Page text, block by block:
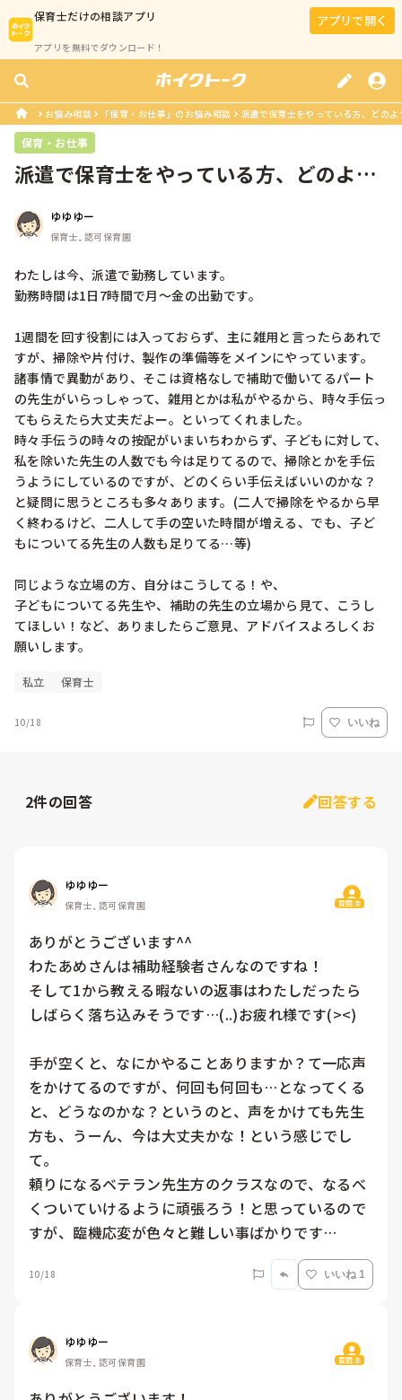
保育士だけの相談アプリ
アプリを無料でダウンロード！
アプリで開く
お悩み相談 「保育・お仕事」のお悩み相談 派遣で保育士をやっている方、どの
保育・お仕事
派遣で保育士をやっている方、どのよう
ゆゆゆー
保育士, 認可保育園
わたしは今、派遣で勤務しています。
勤務時間は1日7時間で月～金の出勤です。
1週間を回す役割には入っておらず、主に雑用と言ったらあれで
すが、掃除や片付け、製作の準備等をメインにやっています。
諸事情で異動があり、そこは資格なしで補助で働いてるパート
の先生がいらっしゃって、雑用とかは私がやるから、時々手伝っ
てもらえたら大丈夫だよー。といってくれました。
時々手伝うの時々の按配がいまいちわからず、子どもに対して、
私を除いた先生の人数でも今は足りてるので、掃除とかを手伝
うようにしているのですが、どのくらい手伝えばいいのかな？
と疑問に思うところも多々あります。(二人で掃除をやるから早
く終わるけど、二人して手の空いた時間が増える、でも、子ど
もについてる先生の人数も足りてる…等)
同じような立場の方、自分はこうしてる！や、
子どもについてる先生や、補助の先生の立場から見て、こうし
てほしい！など、ありましたらご意見、アドバイスよろしくお
願いします。
私立 保育士
10/18 いいね
2件の回答 回答する
ゆゆゆー
保育士, 認可保育園 質問主
ありがとうございます^^
わたあめさんは補助経験者さんなのですね！
そして1から教える暇ないの返事はわたしだったら
しばらく落ち込みそうです…(..)お疲れ様です(><)
手が空くと、なにかやることありますか？て一応声
をかけてるのですが、何回も何回も…となってくる
と、どうなのかな？というのと、声をかけても先生
方も、うーん、今は大丈夫かな！という感じでし
て。
頼りになるベテラン先生方のクラスなので、なるべ
くついていけるように頑張ろう！と思っているので
すが、臨機応変が色々と難しい事ばかりです…
10/18 いいね 1
ゆゆゆー
保育士, 認可保育園 質問主